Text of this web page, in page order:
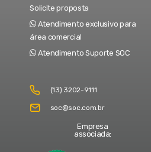
Solicite proposta
Atendimento exclusivo para
área comercial
Atendimento Suporte SOC
(13) 3202-9111
soc@soc.com.br
Empresa
associada: